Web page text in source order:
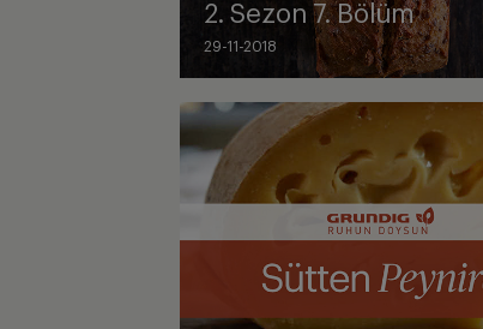
29-11-2018
2. Sezon 7. Bölüm